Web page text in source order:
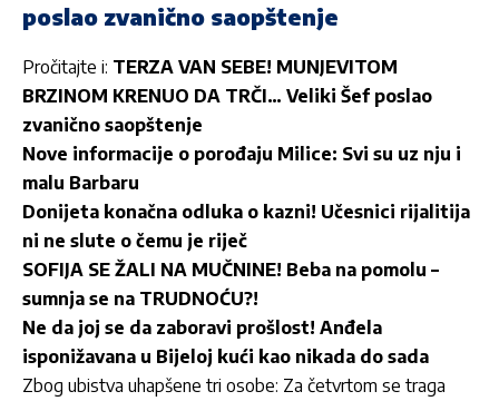
poslao zvanično saopštenje
Pročitajte i: TERZA VAN SEBE! MUNJEVITOM
BRZINOM KRENUO DA TRČI… Veliki Šef poslao
zvanično saopštenje
Nove informacije o porođaju Milice: Svi su uz nju i
malu Barbaru
Donijeta konačna odluka o kazni! Učesnici rijalitija
ni ne slute o čemu je riječ
SOFIJA SE ŽALI NA MUČNINE! Beba na pomolu –
sumnja se na TRUDNOĆU?!
Ne da joj se da zaboravi prošlost! Anđela
isponižavana u Bijeloj kući kao nikada do sada
Zbog ubistva uhapšene tri osobe: Za četvrtom se traga